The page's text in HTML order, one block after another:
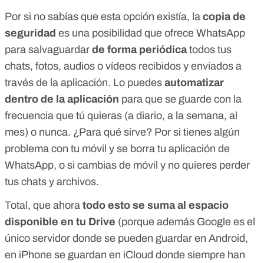
Por si no sabías que esta opción existía, la copia de
seguridad es una posibilidad que ofrece WhatsApp
para salvaguardar de forma periódicatodos tus
chats, fotos, audios o vídeos recibidos y enviados a
través de la aplicación. Lo puedes automatizar
dentro de la aplicación para que se guarde con la
frecuencia que tú quieras (a diario, a la semana, al
mes) o nunca. ¿Para qué sirve? Por si tienes algún
problema con tu móvil y se borra tu aplicación de
WhatsApp, o si cambias de móvil y no quieres perder
tus chats y archivos.
Total, que ahora todo esto se suma al espacio
disponible en tu Drive (porque además Google es el
único servidor donde se pueden guardar en Android,
en iPhone se guardan en iCloud donde siempre han